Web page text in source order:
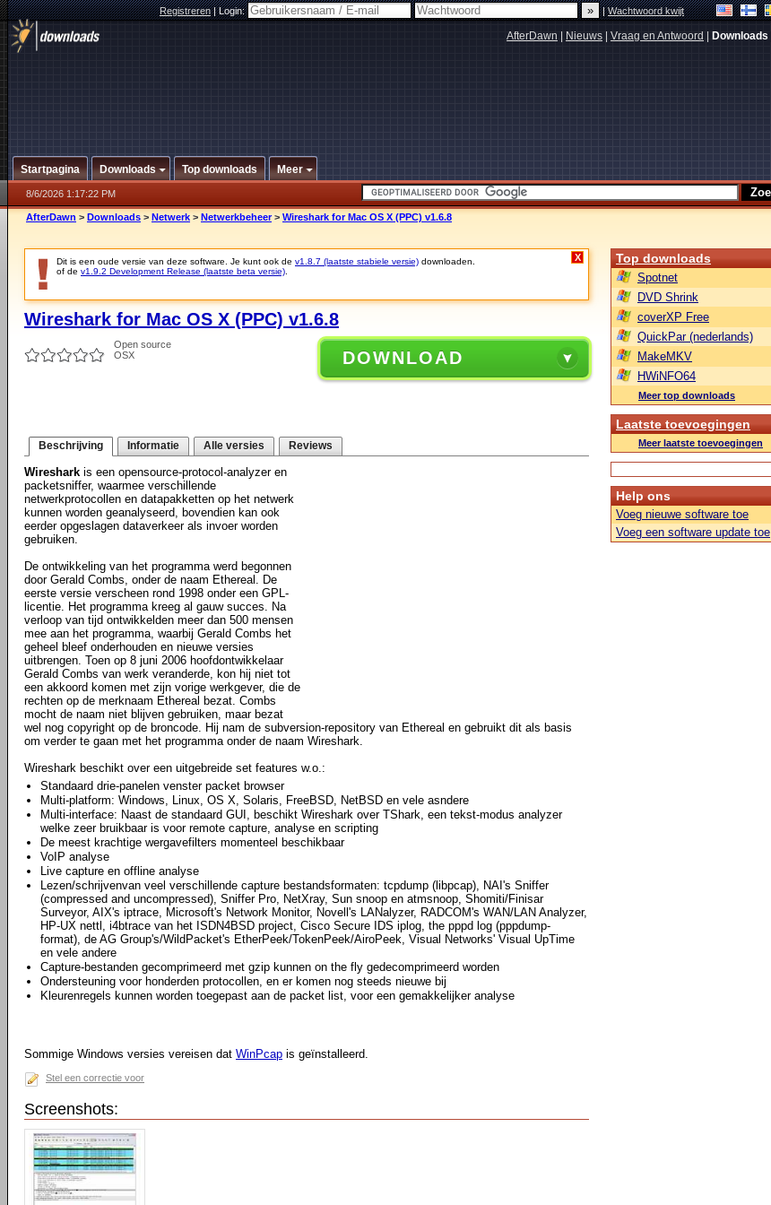
Registreren|Login: |Wachtwoord kwijt
AfterDawn Nieuws Vraag en Antwoord Downloads
Startpagina Downloads Top downloads Meer
8/6/2026 1:17:22 PM
AfterDawn > Downloads > Netwerk > Netwerkbeheer > Wireshark for Mac OS X (PPC) v1.6.8
Dit is een oude versie van deze software. Je kunt ook de v1.8.7 (laatste stabiele versie) downloaden.
of de v1.9.2 Development Release (laatste beta versie)
X
Wireshark for Mac OS X (PPC) v1.6.8
Open source
OSX
DOWNLOAD
Beschrijving Informatie Alle versies Reviews
Wireshark is een opensource-protocol-analyzer en
packetsniffer, waarmee verschillende
netwerkprotocollen en datapakketten op het netwerk
kunnen worden geanalyseerd, bovendien kan ook
eerder opgeslagen dataverkeer als invoer worden
gebruiken.
De ontwikkeling van het programma werd begonnen
door Gerald Combs, onder de naam Ethereal. De
eerste versie verscheen rond 1998 onder een GPL-
licentie. Het programma kreeg al gauw succes. Na
verloop van tijd ontwikkelden meer dan 500 mensen
mee aan het programma, waarbij Gerald Combs het
geheel bleef onderhouden en nieuwe versies
uitbrengen. Toen op 8 juni 2006 hoofdontwikkelaar
Gerald Combs van werk veranderde, kon hij niet tot
een akkoord komen met zijn vorige werkgever, die de
rechten op de merknaam Ethereal bezat. Combs
mocht de naam niet blijven gebruiken, maar bezat
wel nog copyright op de broncode. Hij nam de subversion-repository van Ethereal en gebruikt dit als basis
om verder te gaan met het programma onder de naam Wireshark.
Wireshark beschikt over een uitgebreide set features w.o.:
Standaard drie-panelen venster packet browser
Multi-platform: Windows, Linux, OS X, Solaris, FreeBSD, NetBSD en vele asndere
Multi-interface: Naast de standaard GUI, beschikt Wireshark over TShark, een tekst-modus analyzer
welke zeer bruikbaar is voor remote capture, analyse en scripting
De meest krachtige wergavefilters momenteel beschikbaar
VoIP analyse
Live capture en offline analyse
Lezen/schrijvenvan veel verschillende capture bestandsformaten: tcpdump (libpcap), NAI's Sniffer
(compressed and uncompressed), Sniffer Pro, NetXray, Sun snoop en atmsnoop, Shomiti/Finisar
Surveyor, AIX's iptrace, Microsoft's Network Monitor, Novell's LANalyzer, RADCOM's WAN/LAN Analyzer,
HP-UX nettl, i4btrace van het ISDN4BSD project, Cisco Secure IDS iplog, the pppd log (pppdump-
format), de AG Group's/WildPacket's EtherPeek/TokenPeek/AiroPeek, Visual Networks' Visual UpTime
en vele andere
Capture-bestanden gecomprimeerd met gzip kunnen on the fly gedecomprimeerd worden
Ondersteuning voor honderden protocollen, en er komen nog steeds nieuwe bij
Kleurenregels kunnen worden toegepast aan de packet list, voor een gemakkelijker analyse
Sommige Windows versies vereisen dat WinPcap is geïnstalleerd.
Stel een correctie voor
Screenshots:
Top downloads
Spotnet
DVD Shrink
coverXP Free
QuickPar (nederlands)
MakeMKV
HWiNFO64
Meer top downloads
Laatste toevoegingen
Meer laatste toevoegingen
Help ons
Voeg nieuwe software toe
Voeg een software update toe